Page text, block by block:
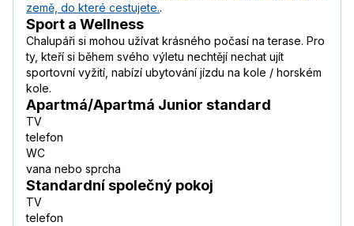
země, do které cestujete..
Sport a Wellness
Chalupáři si mohou užívat krásného počasí na terase. Pro
ty, kteří si během svého výletu nechtějí nechat ujít
sportovní vyžití, nabízí ubytování jízdu na kole / horském
kole.
Apartmá/Apartmá Junior standard
TV
telefon
WC
vana nebo sprcha
Standardní společný pokoj
TV
telefon